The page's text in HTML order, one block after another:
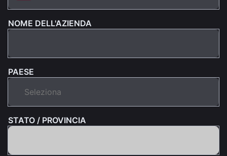
NOME DELL'AZIENDA
PAESE
STATO / PROVINCIA